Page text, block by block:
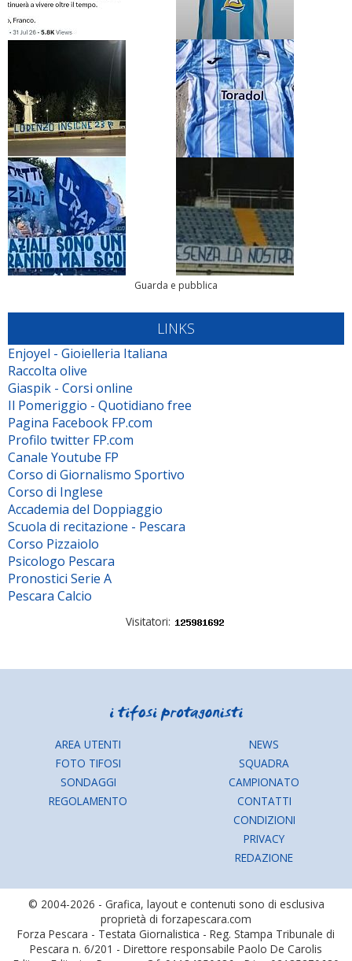
Guarda e pubblica
LINKS
Enjoyel - Gioielleria Italiana
Raccolta olive
Giaspik - Corsi online
Il Pomeriggio - Quotidiano free
Pagina Facebook FP.com
Profilo twitter FP.com
Canale Youtube FP
Corso di Giornalismo Sportivo
Corso di Inglese
Accademia del Doppiaggio
Scuola di recitazione - Pescara
Corso Pizzaiolo
Psicologo Pescara
Pronostici Serie A
Pescara Calcio
Visitatori:
AREA UTENTI
FOTO TIFOSI
SONDAGGI
REGOLAMENTO
NEWS
SQUADRA
CAMPIONATO
CONTATTI
CONDIZIONI
PRIVACY
REDAZIONE
© 2004-2026 - Grafica, layout e contenuti sono di esclusiva
proprietà di forzapescara.com
Forza Pescara - Testata Giornalistica - Reg. Stampa Tribunale di
Pescara n. 6/201 - Direttore responsabile Paolo De Carolis